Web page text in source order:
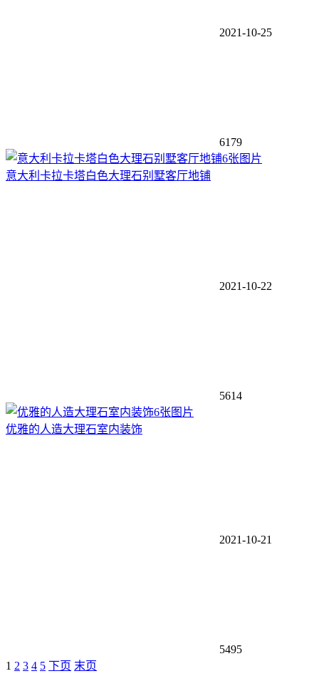
2021-10-25
6179
6张图片
意大利卡拉卡塔白色大理石别墅客厅地铺
2021-10-22
5614
6张图片
优雅的人造大理石室内装饰
2021-10-21
5495
1 2 3 4 5 下页 末页